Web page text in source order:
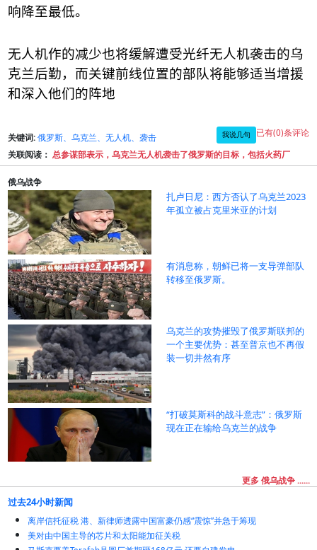
响降至最低。
无人机作的减少也将缓解遭受光纤无人机袭击的乌
克兰后勤，而关键前线位置的部队将能够适当增援
和深入他们的阵地
关键词: 俄罗斯、乌克兰、无人机、袭击 我说几句 已有(0)条评论
关联阅读： 总参谋部表示，乌克兰无人机袭击了俄罗斯的目标，包括火药厂
俄乌战争
扎卢日尼：西方否认了乌克兰2023
年孤立被占克里米亚的计划
有消息称，朝鲜已将一支导弹部队
转移至俄罗斯。
乌克兰的攻势摧毁了俄罗斯联邦的
一个主要优势：甚至普京也不再假
装一切井然有序
“打破莫斯科的战斗意志”：俄罗斯
现在正在输给乌克兰的战争
更多 俄乌战争 ......
过去24小时新闻
离岸信托征税 港、新律师透露中国富豪仍感“震惊”并急于筹现
美对由中国主导的芯片和太阳能加征关税